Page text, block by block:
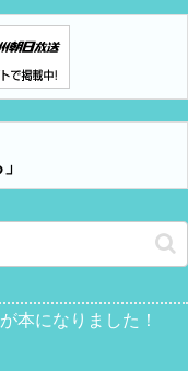
本になりました！